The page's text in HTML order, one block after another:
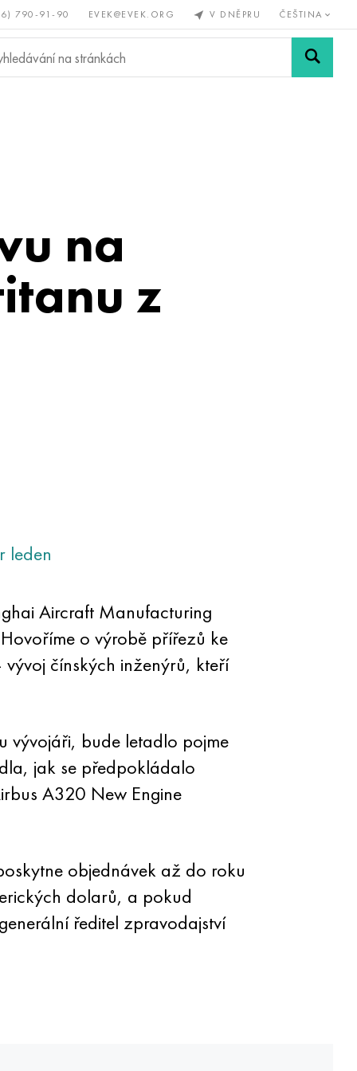
790-91-90 EVEK@EVEK.ORG V DNĚPRU ČEŠTINA
Legovaná Sítě a
na
z
leden
Aircraft Manufacturing
o výrobě přířezů ke
čínských inženýrů, kteří
vývojáři, bude letadlo pojme
jak se předpokládalo
A320 New Engine
objednávek až do roku
dolarů, a pokud
ředitel zpravodajství